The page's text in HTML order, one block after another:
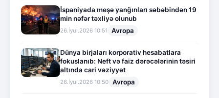
İspaniyada meşə yanğınları səbəbindən 19
min nəfər təxliyə olunub
26.İyul.2026 10:51 Avropa
Dünya birjaları korporativ hesabatlara
fokuslanıb: Neft və faiz dərəcələrinin təsiri
altında cari vəziyyət
26.İyul.2026 10:50 Avropa